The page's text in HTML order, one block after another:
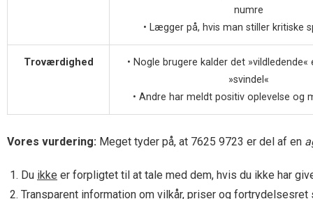
numre
• Lægger på, hvis man stiller kritiske
Troværdighed
• Nogle brugere kalder det
»svindel«
• Andre har meldt positiv oplevelse og
Vores vurdering: Meget tyder på, at 7625 9723 er del af en
Du ikke er forpligtet til at tale med dem, hvis du ikke har
Transparent information om vilkår, priser og